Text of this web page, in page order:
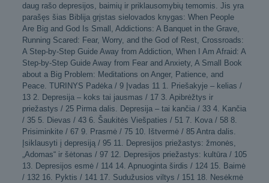
daug rašo depresijos, baimių ir priklausomybių temomis. Jis yra
parašęs šias Biblija grįstas sielovados knygas: When People
Are Big and God Is Small, Addictions: A Banquet in the Grave,
Running Scared: Fear, Worry, and the God of Rest, Crossroads:
A Step-by-Step Guide Away from Addiction, When I Am Afraid: A
Step-by-Step Guide Away from Fear and Anxiety, A Small Book
about a Big Problem: Meditations on Anger, Patience, and
Peace. TURINYS Padėka / 9 Įvadas 11 1. Priešakyje – kelias /
13 2. Depresija – koks tai jausmas / 17 3. Apibrėžtys ir
priežastys / 25 Pirma dalis. Depresija – tai kančia / 33 4. Kančia
/ 35 5. Dievas / 43 6. Šaukitės Viešpaties / 51 7. Kova / 58 8.
Prisiminkite / 67 9. Prasmė / 75 10. Ištvermė / 85 Antra dalis.
Įsiklausyti į depresiją / 95 11. Depresijos priežastys: žmonės,
„Adomas“ ir šėtonas / 97 12. Depresijos priežastys: kultūra / 105
13. Depresijos esmė / 114 14. Apnuoginta širdis / 124 15. Baimė
/ 132 16. Pyktis / 141 17. Sudužusios viltys / 151 18. Nesėkmė